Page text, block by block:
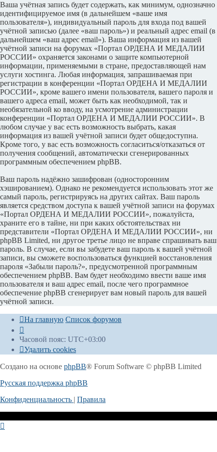
Ваша учётная запись будет содержать, как минимум, однозначно
идентифицируемое имя (в дальнейшем «ваше имя
пользователя»), индивидуальный пароль для входа под вашей
учётной записью (далее «ваш пароль») и реальный адрес email (в
дальнейшем «ваш адрес email»). Ваша информация из вашей
учётной записи на форумах «Портал ОРДЕНА И МЕДАЛИИ
РОССИИ» охраняется законами о защите компьютерной
информации, применяемыми в стране, предоставляющей нам
услуги хостинга. Любая информация, запрашиваемая при
регистрации в конференции «Портал ОРДЕНА И МЕДАЛИИ
РОССИИ», кроме вашего имени пользователя, вашего пароля и
вашего адреса email, может быть как необходимой, так и
необязательной ко вводу, на усмотрение администрации
конференции «Портал ОРДЕНА И МЕДАЛИИ РОССИИ». В
любом случае у вас есть возможность выбрать, какая
информация из вашей учётной записи будет общедоступна.
Кроме того, у вас есть возможность согласиться/отказаться от
получения сообщений, автоматически сгенерированных
программным обеспечением phpBB.
Ваш пароль надёжно зашифрован (односторонним
хэшированием). Однако не рекомендуется использовать этот же
самый пароль, регистрируясь на других сайтах. Ваш пароль
является средством доступа к вашей учётной записи на форумах
«Портал ОРДЕНА И МЕДАЛИИ РОССИИ», пожалуйста,
храните его в тайне, ни при каких обстоятельствах ни
представители «Портал ОРДЕНА И МЕДАЛИИ РОССИИ», ни
phpBB Limited, ни другое третье лицо не вправе спрашивать ваш
пароль. В случае, если вы забудете ваш пароль к вашей учётной
записи, вы сможете воспользоваться функцией восстановления
пароля «Забыли пароль?», предусмотренной программным
обеспечением phpBB. Вам будет необходимо ввести ваше имя
пользователя и ваш адрес email, после чего программное
обеспечение phpBB сгенерирует вам новый пароль для вашей
учётной записи.
На главную Список форумов
Часовой пояс: UTC+03:00
Удалить cookies
Создано на основе phpBB® Forum Software © phpBB Limited
Русская поддержка phpBB
Конфиденциальность | Правила